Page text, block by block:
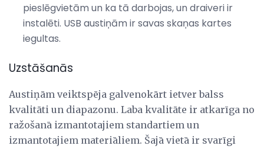
pieslēgvietām un ka tā darbojas, un draiveri ir
instalēti. USB austiņām ir savas skaņas kartes
iegultas.
Uzstāšanās
Austiņām veiktspēja galvenokārt ietver balss
kvalitāti un diapazonu. Laba kvalitāte ir atkarīga no
ražošanā izmantotajiem standartiem un
izmantotajiem materiāliem. Šajā vietā ir svarīgi